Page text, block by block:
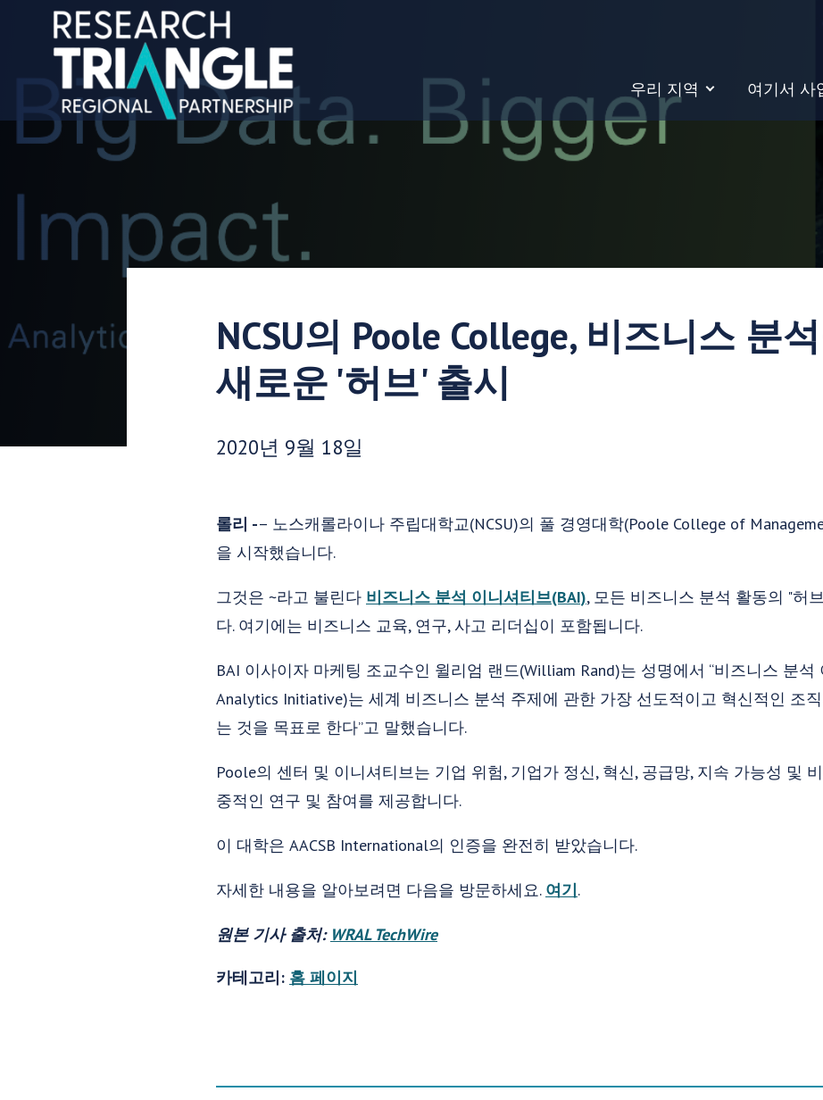
콘텐츠로 건너뛰기
우리 지역 여기서 사
NCSU의 Poole College, 비즈니스 분
새로운 '허브' 출시
게시 날짜:
2020년 9월 18일
롤리 -– 노스캐롤라이나 주립대학교(NCSU)의 풀 경영대학(Poole College of
을 시작했습니다.
그것은 ~라고 불린다 비즈니스 분석 이니셔티브(BAI), 모든 비즈니스 분석 활동의 "허
다. 여기에는 비즈니스 교육, 연구, 사고 리더십이 포함됩니다.
BAI 이사이자 마케팅 조교수인 윌리엄 랜드(William Rand)는 성명에서 “비즈니스 분석
Analytics Initiative)는 세계 비즈니스 분석 주제에 관한 가장 선도적이고 혁신적인 조
는 것을 목표로 한다”고 말했습니다.
Poole의 센터 및 이니셔티브는 기업 위험, 기업가 정신, 혁신, 공급망, 지속 가능성 및
중적인 연구 및 참여를 제공합니다.
이 대학은 AACSB International의 인증을 완전히 받았습니다.
자세한 내용을 알아보려면 다음을 방문하세요. 여기.
원본 기사 출처: WRAL TechWire
카테고리: 홈 페이지